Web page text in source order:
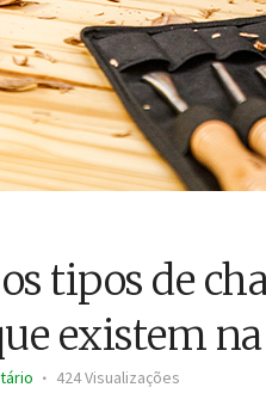
tipos de
existem
424 Visualizações